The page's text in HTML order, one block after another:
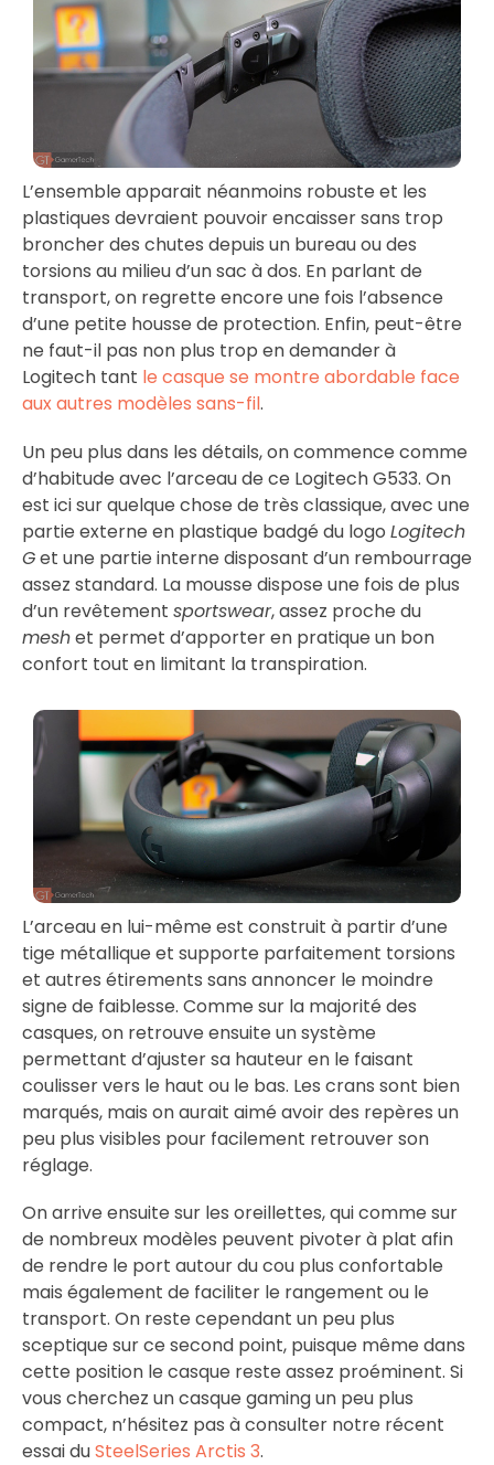
L’ensemble apparait néanmoins robuste et les
plastiques devraient pouvoir encaisser sans trop
broncher des chutes depuis un bureau ou des
torsions au milieu d’un sac à dos. En parlant de
transport, on regrette encore une fois l’absence
d’une petite housse de protection. Enfin, peut-être
ne faut-il pas non plus trop en demander à
Logitech tant le casque se montre abordable face
aux autres modèles sans-fil.
Un peu plus dans les détails, on commence comme
d’habitude avec l’arceau de ce Logitech G533. On
est ici sur quelque chose de très classique, avec une
partie externe en plastique badgé du logo Logitech
Get une partie interne disposant d’un rembourrage
assez standard. La mousse dispose une fois de plus
d’un revêtement sportswear, assez proche du
meshet permet d’apporter en pratique un bon
confort tout en limitant la transpiration.
L’arceau en lui-même est construit à partir d’une
tige métallique et supporte parfaitement torsions
et autres étirements sans annoncer le moindre
signe de faiblesse. Comme sur la majorité des
casques, on retrouve ensuite un système
permettant d’ajuster sa hauteur en le faisant
coulisser vers le haut ou le bas. Les crans sont bien
marqués, mais on aurait aimé avoir des repères un
peu plus visibles pour facilement retrouver son
réglage.
On arrive ensuite sur les oreillettes, qui comme sur
de nombreux modèles peuvent pivoter à plat afin
de rendre le port autour du cou plus confortable
mais également de faciliter le rangement ou le
transport. On reste cependant un peu plus
sceptique sur ce second point, puisque même dans
cette position le casque reste assez proéminent. Si
vous cherchez un casque gaming un peu plus
compact, n’hésitez pas à consulter notre récent
essai duSteelSeries Arctis 3.